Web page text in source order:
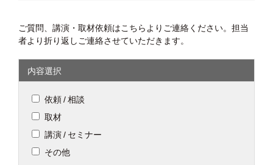
ご質問、講演・取材依頼はこちらよりご連絡ください。 担当
者より折り返しご連絡させていただきます。
内容選択
依頼 / 相談
取材
講演 / セミナー
その他